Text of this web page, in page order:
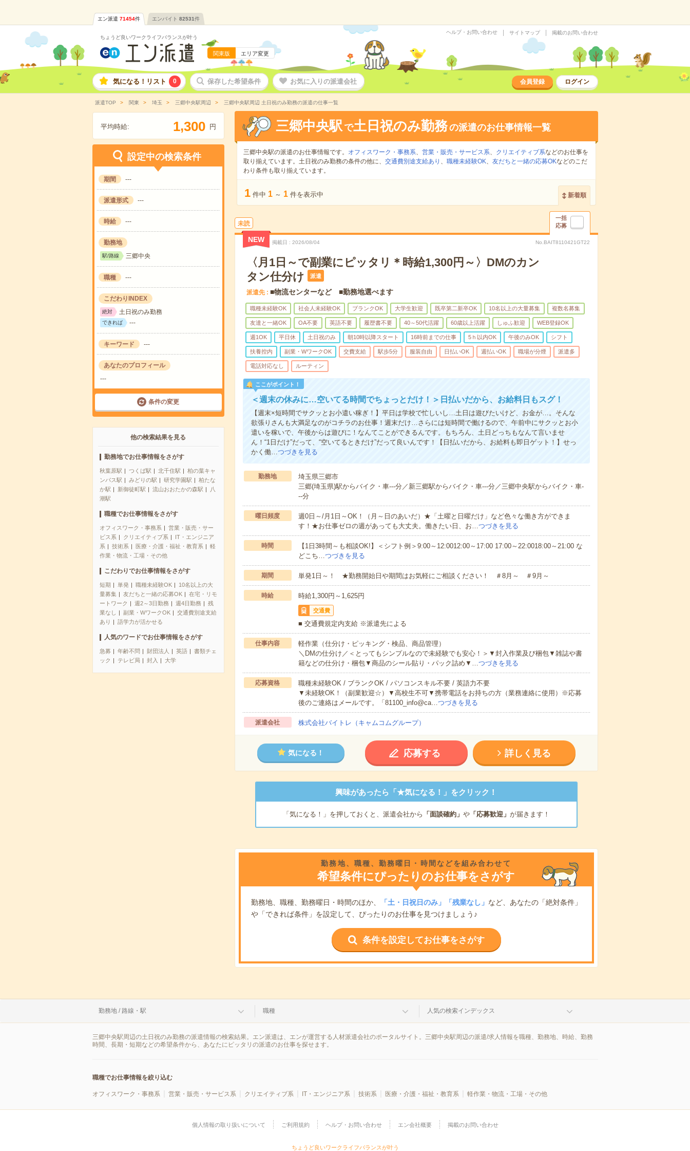
エン派遣 71454件 エンバイト 82531件
ちょうど良いワークライフバランスが叶う
関東版 エリア変更
ヘルプ・お問い合わせ サイトマップ 掲載のお問い合わせ
気になる！リスト 0 保存した希望条件 お気に入りの派遣会社 会員登録 ログイン
派遣TOP 関東 埼玉 三郷中央駅周辺 三郷中央駅周辺 土日祝のみ勤務の派遣の仕事一覧
平均時給: 1,300 円
設定中の検索条件
期間 ---
派遣形式 ---
時給 ---
勤務地
駅/路線 三郷中央
職種 ---
こだわりINDEX
絶対 土日祝のみ勤務
できれば ---
キーワード ---
あなたのプロフィール
---
条件の変更
他の検索結果を見る
勤務地でお仕事情報をさがす
秋葉原駅 つくば駅 北千住駅
柏の葉キャ
ンパス駅
みどりの駅 研究学園駅
柏たな
か駅
新御徒町駅 流山おおたかの森駅
八
潮駅
職種でお仕事情報をさがす
オフィスワーク・事務系
営業・販売・サー
ビス系
クリエイティブ系
IT・エンジニア
系
技術系 医療・介護・福祉・教育系
軽
作業・物流・工場・その他
こだわりでお仕事情報をさがす
短期 単発 職種未経験OK
10名以上の大
量募集
友だちと一緒の応募OK
在宅・リモ
ートワーク
週2～3日勤務 週4日勤務
残
業なし
副業・WワークOK
交通費別途支給
あり
語学力が活かせる
人気のワードでお仕事情報をさがす
急募 年齢不問 財団法人 英語
書類チェ
ック
テレビ局 封入 大学
三郷中央駅 で土日祝のみ勤務の派遣のお仕事情報一覧
三郷中央駅の派遣のお仕事情報です。 オフィスワーク・事務系、 営業・販売・サービス系、 クリエイティブ系などのお仕事を
取り揃えています。土日祝のみ勤務の条件の他に、 交通費別途支給あり 、 職種未経験OK、 友だちと一緒の応募OKなどのこだ
わり条件も取り揃えています。
1 件中 1 ～ 1 件を表示中 新着順
未読
一括
応募
NEW 掲載日 2026/08/04 No.BAIT8110421GT22
〈月1日～で副業にピッタリ＊時給1,300円～〉DMのカン
タン仕分け
派遣
派遣先 ■物流センターなど ■勤務地選べます
職種未経験OK 社会人未経験OK ブランクOK 大学生歓迎 既卒第二新卒OK 10名以上の大量募集 複数名募集
友達と一緒OK OA不要 英語不要 履歴書不要 40～50代活躍 60歳以上活躍 しゅふ歓迎 WEB登録OK
週1OK 平日休 土日祝のみ 朝10時以降スタート 16時前までの仕事 5ｈ以内OK 午後のみOK シフト
扶養控内 副業・WワークOK 交費支給 駅歩5分 服装自由 日払いOK 週払いOK 職場が分煙 派遣多
電話対応なし ルーティン
ここがポイント！
＜週末の休みに…空いてる時間でちょっとだけ！＞日払いだから、お給料日もスグ！
【週末×短時間でサクッとお小遣い稼ぎ！】平日は学校で忙しいし…土日は遊びたいけど、お金が…。そんな
欲張りさんも大満足なのがコチラのお仕事！週末だけ…さらには短時間で働けるので、午前中にサクッとお小
遣いを稼いで、午後からは遊びに！なんてことができるんです。もちろん、土日どっちもなんて言いませ
ん！“1日だけ”だって、“空いてるときだけ”だって良いんです！【日払いだから、お給料も即日ゲット！】せっ
かく働…つづきを見る
勤務地
埼玉県三郷市
三郷(埼玉県)駅からバイク・車---分／新三郷駅からバイク・車---分／三郷中央駅からバイク・車-
--分
曜日頻度
週0日～/月1日～OK！（月～日のあいだ）★「土曜と日曜だけ」など色々な働き方ができま
す！★お仕事ゼロの週があっても大丈夫。働きたい日、お…つづきを見る
時間
【1日3時間～も相談OK!】＜シフト例＞9:00～12:0012:00～17:00 17:00～22:0018:00～21:00 な
どこち…つづきを見る
期間 単発1日～！ ★勤務開始日や期間はお気軽にご相談ください！ ＃8月～ ＃9月～
時給 時給1,300円～1,625円
交通費
■ 交通費規定内支給 ※派遣先による
仕事内容
軽作業（仕分け・ピッキング・検品、商品管理）
＼DMの仕分け／＜とってもシンプルなので未経験でも安心！＞▼封入作業及び梱包▼雑誌や書
籍などの仕分け・梱包▼商品のシール貼り・パック詰め▼…つづきを見る
応募資格
職種未経験OK / ブランクOK / パソコンスキル不要 / 英語力不要
▼未経験OK！（副業歓迎☆）▼高校生不可▼携帯電話をお持ちの方（業務連絡に使用）※応募
後のご連絡はメールです。「81100_info@ca…つづきを見る
派遣会社 株式会社バイトレ（キャムコムグループ）
気になる！ 応募する 詳しく見る
興味があったら「★気になる！」をクリック！
「気になる！」を押しておくと、派遣会社から 「面談確約」 や「応募歓迎」 が届きます！
勤務地、職種、勤務曜日・時間などを組み合わせて
希望条件にぴったりのお仕事をさがす
勤務地、職種、勤務曜日・時間のほか、 「土・日祝日のみ」「残業なし」 など、あなたの「絶対条件」
や「できれば条件」を設定して、ぴったりのお仕事を見つけましょう♪
条件を設定してお仕事をさがす
勤務地 / 路線・駅 職種 人気の検索インデックス
三郷中央駅周辺の土日祝のみ勤務の派遣情報の検索結果。エン派遣は、エンが運営する人材派遣会社のポータルサイト。三郷中央駅周辺の派遣/求人情報を職種、勤務地、時給、勤務
時間、長期・短期などの希望条件から、あなたにピッタリの派遣のお仕事を探せます。
職種でお仕事情報を絞り込む
オフィスワーク・事務系 営業・販売・サービス系 クリエイティブ系 IT・エンジニア系 技術系 医療・介護・福祉・教育系 軽作業・物流・工場・その他
個人情報の取り扱いについて ご利用規約 ヘルプ・お問い合わせ エン会社概要 掲載のお問い合わせ
ちょうど良いワークライフバランスが叶う